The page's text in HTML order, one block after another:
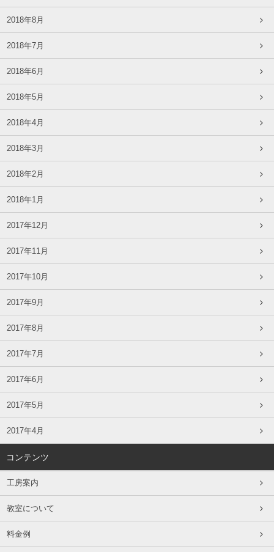
2018年8月
2018年7月
2018年6月
2018年5月
2018年4月
2018年3月
2018年2月
2018年1月
2017年12月
2017年11月
2017年10月
2017年9月
2017年8月
2017年7月
2017年6月
2017年5月
2017年4月
コンテンツ
工房案内
教室について
料金例